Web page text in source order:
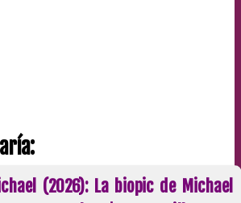
(2026): La biopic de Michael